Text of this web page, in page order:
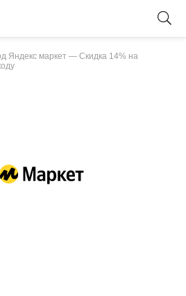
Яндекс маркет — Скидка 14% на